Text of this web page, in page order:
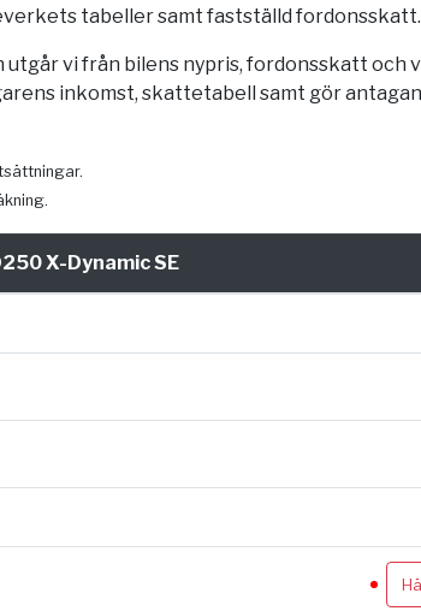
tabeller samt fastställd fordonsskatt.
vi från bilens nypris, fordonsskatt
inkomst, skattetabell samt gör
X-Dynamic SE